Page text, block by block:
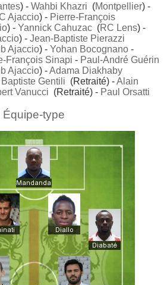
) - Wahbi Khazri (Montpellier) -
Ajaccio) - Pierre-François
) - Yannick Cahuzac(RC Lens) -
) - Jean-Baptiste Pierazzi
Ajaccio) - Yohan Bocognano-
François Sinapi - Paul-André Guérin
Ajaccio) -Adama Diakhaby
Baptiste Gentili (Retraité) -Alain
Vanucci (Retraité) - Paul Orsatti
Équipe-type